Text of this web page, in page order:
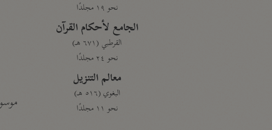
نحو ١٩ مجلدًا
الجامع لأحكام القرآن
القرطبي (٦٧١ هـ)
نحو ٢٤ مجلدًا
معالم التنزيل
البغوي (٥١٦ هـ)
نحو ١١ مجلدًا